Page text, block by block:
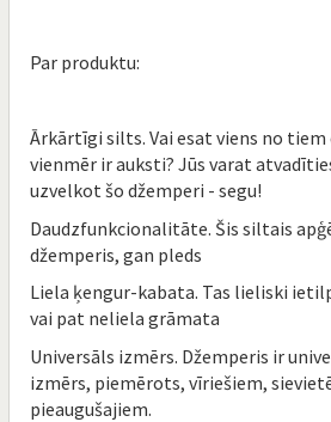
Par produktu:
Ārkārtīgi silts. Vai esat viens no
vienmēr ir auksti? Jūs varat
uzvelkot šo džemperi - segu!
Daudzfunkcionalitāte. Šis siltais
džemperis, gan pleds
Liela ķengur-kabata. Tas lieliski
vai pat neliela grāmata
Universāls izmērs. Džemperis ir
izmērs, piemērots, vīriešiem,
pieaugušajiem.